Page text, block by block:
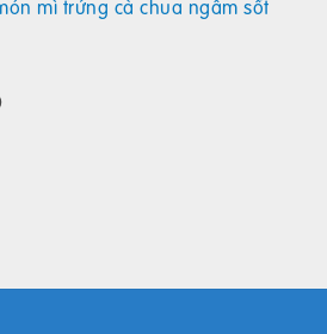
mì trứng cà chua ngâm sốt